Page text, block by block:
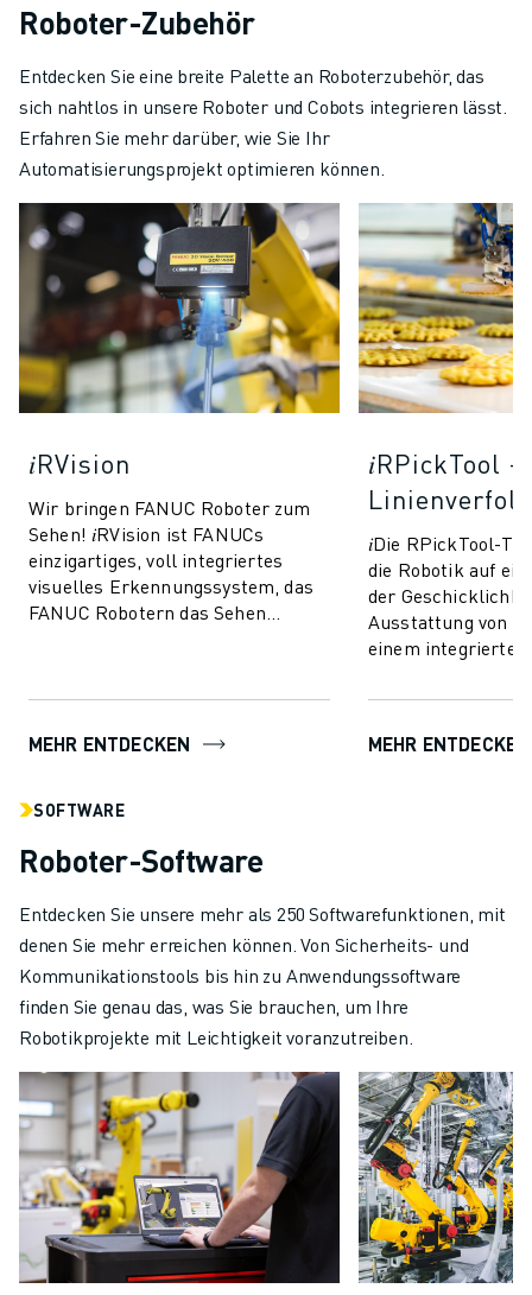
Roboter-Zubehör
Entdecken Sie eine breite Palette an Roboterzubehör, das
sich nahtlos in unsere Roboter und Cobots integrieren lässt.
Erfahren Sie mehr darüber, wie Sie Ihr
Automatisierungsprojekt optimieren können.
𝑖RVision
Wir bringen FANUC Roboter zum
Sehen! 𝑖RVision ist FANUCs
einzigartiges, voll integriertes
visuelles Erkennungssystem, das
FANUC Robotern das Sehen
MEHR ENTDECKEN
𝑖RPickTool
𝑖Die RPickTool-
die Robotik auf
der
Ausstattung von
einem integrierten
sie eine Art
MEHR ENTDECKEN
SOFTWARE
Roboter-Software
Entdecken Sie unsere mehr als 250 Softwarefunktionen, mit
denen Sie mehr erreichen können. Von Sicherheits- und
Kommunikationstools bis hin zu Anwendungssoftware
finden Sie genau das, was Sie brauchen, um Ihre
Robotikprojekte mit Leichtigkeit voranzutreiben.